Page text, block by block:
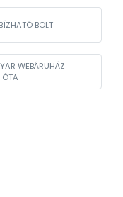
BOLT
WEBÁRUHÁZ